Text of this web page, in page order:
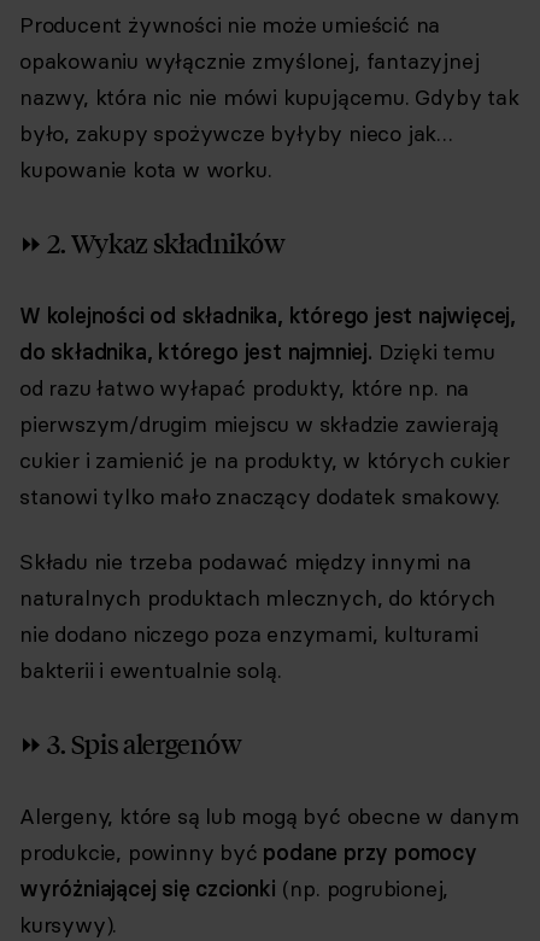
Producent żywności nie może umieścić na
opakowaniu wyłącznie zmyślonej, fantazyjnej
nazwy, która nic nie mówi kupującemu. Gdyby tak
było, zakupy spożywcze byłyby nieco jak…
kupowanie kota w worku.
⏩ 2. Wykaz składników
W kolejności od składnika, którego jest najwięcej,
do składnika, którego jest najmniej. Dzięki temu
od razu łatwo wyłapać produkty, które np. na
pierwszym/drugim miejscu w składzie zawierają
cukier i zamienić je na produkty, w których cukier
stanowi tylko mało znaczący dodatek smakowy.
Składu nie trzeba podawać między innymi na
naturalnych produktach mlecznych, do których
nie dodano niczego poza enzymami, kulturami
bakterii i ewentualnie solą.
⏩ 3. Spis alergenów
Alergeny, które są lub mogą być obecne w danym
produkcie, powinny być podane przy pomocy
wyróżniającej się czcionki (np. pogrubionej,
kursywy).